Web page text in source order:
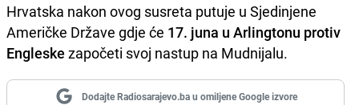
Hrvatska nakon ovog susreta putuje u Sjedinjene
Američke Države gdje će 17. juna u Arlingtonu protiv
Engleske započeti svoj nastup na Mudnijalu.
Dodajte Radiosarajevo.ba u omiljene Google izvore